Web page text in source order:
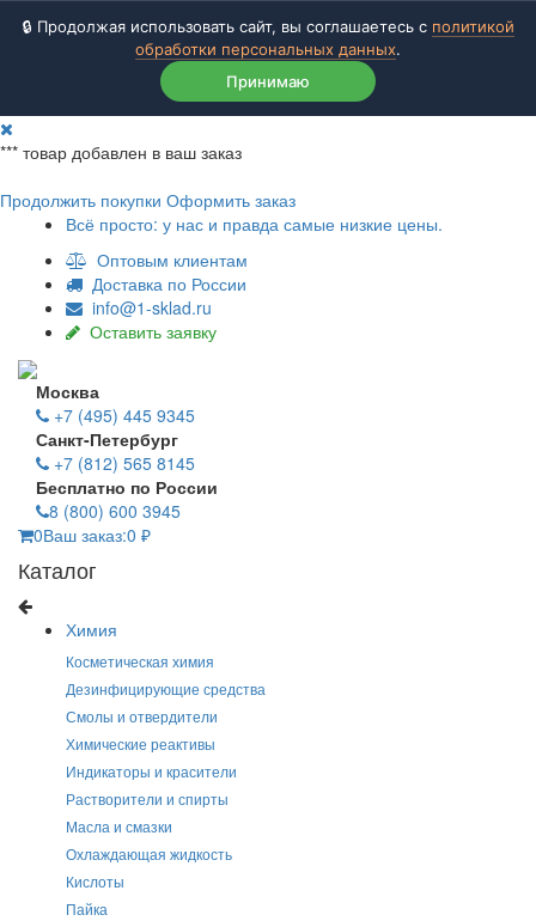
🔒 Продолжая использовать сайт, вы соглашаетесь с политикой
обработки персональных данных.
Принимаю
*** товар добавлен в ваш заказ
Продолжить покупки Оформить заказ
Всё просто: у нас и правда самые низкие цены.
Оптовым клиентам
Доставка по России
info@1-sklad.ru
Оставить заявку
Москва
+7 (495) 445 9345
Санкт-Петербург
+7 (812) 565 8145
Бесплатно по России
8 (800) 600 3945
0Ваш заказ:0 ₽
Каталог
Химия
Косметическая химия
Дезинфицирующие средства
Смолы и отвердители
Химические реактивы
Индикаторы и красители
Растворители и спирты
Масла и смазки
Охлаждающая жидкость
Кислоты
Пайка